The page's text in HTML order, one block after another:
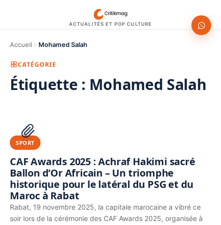
ACTUALITÉS ET POP CULTURE
Accueil Mohamed Salah
CATÉGORIE
Étiquette : Mohamed Salah
PUBLICITÉ
SPORT
CAF Awards 2025 : Achraf Hakimi sacré
Ballon d’Or Africain – Un triomphe
historique pour le latéral du PSG et du
Maroc à Rabat
Rabat, 19 novembre 2025, la capitale marocaine a vibré ce
soir lors de la cérémonie des CAF Awards 2025, organisée à